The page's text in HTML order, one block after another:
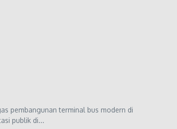
pembangunan terminal bus modern di
publik di...